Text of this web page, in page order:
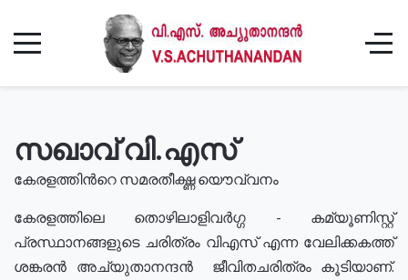
സഖാവ് വി.എസ്
കേരളത്തിൻറെ സമരതീക്ഷ്ണ യൌവ്വനം
കേരളത്തിലെ തൊഴിലാളിവർഗ്ഗ - കമ്യൂണിസ്റ്റ്
പ്രസ്ഥാനങ്ങളുടെ ചരിത്രം വിഎസ് എന്ന വേലിക്കകത്ത്
ശങ്കരൻ അച്യുതാനന്ദൻ ജീവിതചരിത്രം കൂടിയാണ്.